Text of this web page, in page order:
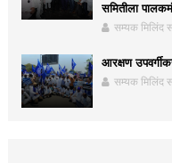
समितीला
सम्यक मिलिंद
आरक्षण
सम्यक मिलिंद